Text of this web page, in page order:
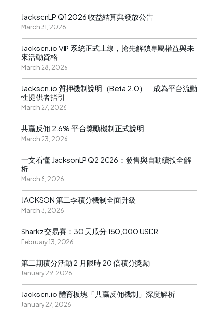
JacksonLP Q1 2026 收益結算與發放公告
March 31, 2026
Jackson.io VIP 系統正式上線，搶先解鎖專屬權益與未
來活動資格
March 28, 2026
Jackson.io 質押機制說明（Beta 2.0）｜成為平台流動
性提供者指引
March 27, 2026
共贏反佣 2.6% 平台獎勵機制正式說明
March 23, 2026
一文看懂 JacksonLP Q2 2026：發售與自動續投全解
析
March 8, 2026
JACKSON 第二季積分機制全面升級
March 3, 2026
Sharkz 交易賽：30 天瓜分 150,000 USDR
February 13, 2026
第二期積分活動 2 月限時 20 倍積分獎勵
January 29, 2026
Jackson.io 體育板塊「共贏反佣機制」深度解析
January 27, 2026